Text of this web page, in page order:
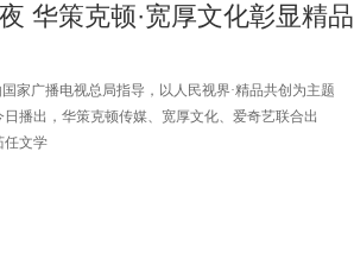
华策克顿·宽厚文化彰显精品
广播电视总局指导，以人民视界·精品共创为主题
播出，华策克顿传媒、宽厚文化、爱奇艺联合出
任文学